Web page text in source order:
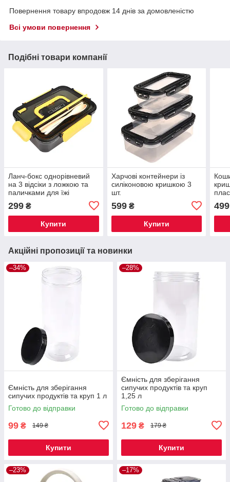
Повернення товару впродовж 14 днів за домовленістю
Всі умови повернення
Подібні товари компанії
Ланч-бокс однорівневий
на 3 відсіки з ложкою та
паличками для їжі
299 ₴
Купити
Харчові контейнери із
силіконовою кришкою 3
шт.
599₴
Купити
499
Акційні пропозиції та новинки
–34%
Ємність для зберігання
сипучих продуктів та круп 1 л
Готово до відправки
99 ₴ 149 ₴
Купити
–28%
Ємність для зберігання
сипучих продуктів та круп
1,25 л
Готово до відправки
129 ₴ 179 ₴
Купити
–23% –17%